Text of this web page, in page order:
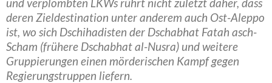
deren Zieldestination unter anderem auch Ost-Aleppo
ist, wo sich Dschihadisten der Dschabhat Fatah asch-
Scham (frühere Dschabhat al-Nusra) und weitere
Gruppierungen einen mörderischen Kampf gegen
Regierungstruppen liefern.